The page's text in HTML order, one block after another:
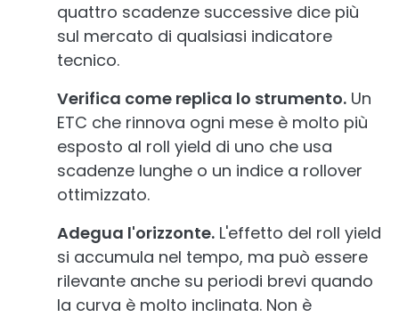
quattro scadenze successive dice più
sul mercato di qualsiasi indicatore
tecnico.
Verifica come replica lo strumento. Un
ETC che rinnova ogni mese è molto più
esposto al roll yield di uno che usa
scadenze lunghe o un indice a rollover
ottimizzato.
Adegua l'orizzonte. L'effetto del roll yield
si accumula nel tempo, ma può essere
rilevante anche su periodi brevi quando
la curva è molto inclinata. Non è